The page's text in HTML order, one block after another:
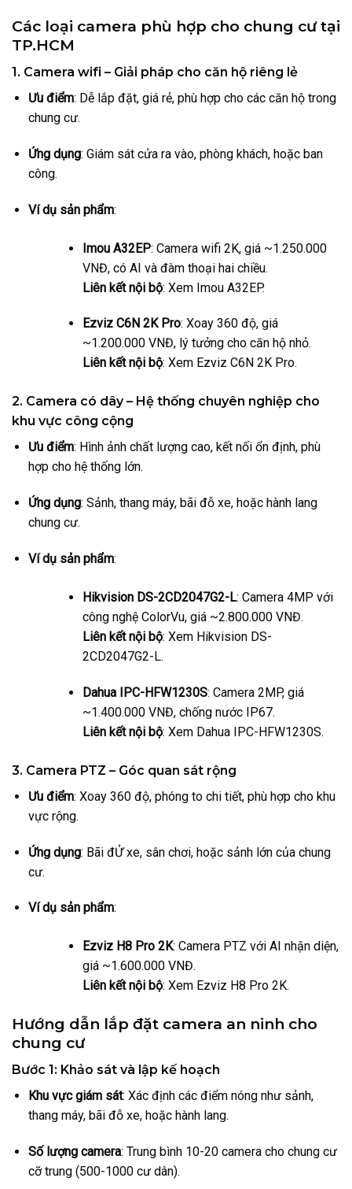
Các loại camera phù hợp cho chung cư tại
TP.HCM
1. Camera wifi – Giải pháp cho căn hộ riêng lẻ
Ưu điểm: Dễ lắp đặt, giá rẻ, phù hợp cho các căn hộ trong
chung cư.
Ứng dụng: Giám sát cửa ra vào, phòng khách, hoặc ban
công.
Ví dụ sản phẩm:
Imou A32EP: Camera wifi 2K, giá ~1.250.000
VNĐ, có AI và đàm thoại hai chiều.
Liên kết nội bộ: Xem Imou A32EP.
Ezviz C6N 2K Pro: Xoay 360 độ, giá
~1.200.000 VNĐ, lý tưởng cho căn hộ nhỏ.
Liên kết nội bộ: Xem Ezviz C6N 2K Pro.
2. Camera có dây – Hệ thống chuyên nghiệp cho
khu vực công cộng
Ưu điểm: Hình ảnh chất lượng cao, kết nối ổn định, phù
hợp cho hệ thống lớn.
Ứng dụng: Sảnh, thang máy, bãi đỗ xe, hoặc hành lang
chung cư.
Ví dụ sản phẩm:
Hikvision DS-2CD2047G2-L: Camera 4MP với
công nghệ ColorVu, giá ~2.800.000 VNĐ.
Liên kết nội bộ: Xem Hikvision DS-
2CD2047G2-L.
Dahua IPC-HFW1230S: Camera 2MP, giá
~1.400.000 VNĐ, chống nước IP67.
Liên kết nội bộ: Xem Dahua IPC-HFW1230S.
3. Camera PTZ – Góc quan sát rộng
Ưu điểm: Xoay 360 độ, phóng to chi tiết, phù hợp cho khu
vực rộng.
Ứng dụng: Bãi đỬ xe, sân chơi, hoặc sảnh lớn của chung
cư.
Ví dụ sản phẩm:
Ezviz H8 Pro 2K: Camera PTZ với AI nhận diện,
giá ~1.600.000 VNĐ.
Liên kết nội bộ: Xem Ezviz H8 Pro 2K.
Hướng dẫn lắp đặt camera an ninh cho
chung cư
Bước 1: Khảo sát và lập kế hoạch
Khu vực giám sát: Xác định các điểm nóng như sảnh,
thang máy, bãi đỗ xe, hoặc hành lang.
Số lượng camera: Trung bình 10-20 camera cho chung cư
cỡ trung (500-1000 cư dân).